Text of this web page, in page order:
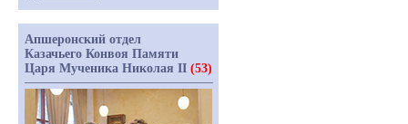
Апшеронский отдел
Казачьего Конвоя Памяти
Царя Мученика Николая II (53)